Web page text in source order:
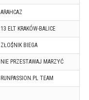
ARAHCAZ
13 ELT KRAKÓW-BALICE
ZŁO$NIK BIEGA
NIE PRZESTAWAJ MARZYĆ
RUNPASSION.PL TEAM